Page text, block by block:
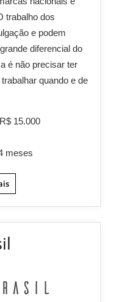
trabalho dos
e podem
diferencial do
é não precisar ter
quando e de
15.000
meses